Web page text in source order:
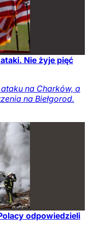
Nie żyje pięć
na Charków, a
na Biełgorod.
odpowiedzieli